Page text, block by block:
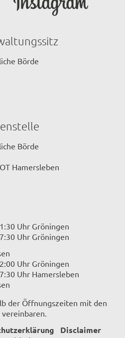
Börde
Börde
Hamersleben
Uhr Gröningen
Uhr Gröningen
Uhr Gröningen
Uhr Hamersleben
der Öffnungszeiten mit den
Disclaimer